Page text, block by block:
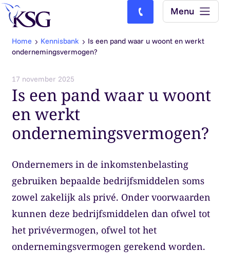
Skip to content
Bel ons: (0)77-4740000
Menu
Home Kennisbank
Is een pand waar u woont en werkt
ondernemingsvermogen?
17 november 2025
Is een pand waar u woont
en werkt
ondernemingsvermogen?
Ondernemers in de inkomstenbelasting
gebruiken bepaalde bedrijfsmiddelen soms
zowel zakelijk als privé. Onder voorwaarden
kunnen deze bedrijfsmiddelen dan ofwel tot
het privévermogen, ofwel tot het
ondernemingsvermogen gerekend worden.